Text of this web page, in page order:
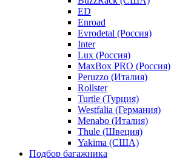
ED
Enroad
Evrodetal (Россия)
Inter
Lux (Россия)
MaxBox PRO (Россия)
Peruzzo (Италия)
Rollster
Turtle (Турция)
Westfalia (Германия)
Menabo (Италия)
Thule (Швеция)
Yakima (США)
Подбор багажника